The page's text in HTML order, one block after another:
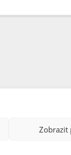
Zobrazit